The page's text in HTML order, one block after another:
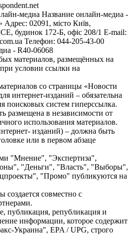
медиа Название онлайн-медиа -
Адрес: 02091, місто Київ,
172-Б, офіс 208/1 E-mail:
Телефон: 044-205-43-00
- R40-06068
материалов, размещённых на
при условии ссылки на
со страницы «Новости
интернет-изданий – обязательна
поисковых систем гиперссылка.
размещена в независимости от
использования материалов.
изданий) – должна быть
или в первом абзаце
"Мнение", "Экспертиза",
"Деньги", "Власть", "Выборы",
"Промо" публикуются на
создается совместно с
публикация, републикация и
информации, которое содержит
Украина", EPA / UPG, строго